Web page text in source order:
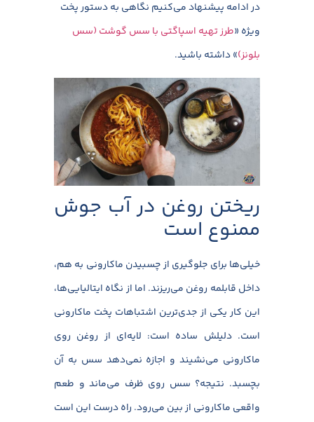
در ادامه پیشنهاد می‌کنیم نگاهی به دستور پخت
ویژه «طرز تهیه اسپاگتی با سس گوشت (سس
بلونز)» داشته باشید.
ریختن روغن در آب جوش
ممنوع است
خیلی‌ها برای جلوگیری از چسبیدن ماکارونی به هم،
داخل قابلمه روغن می‌ریزند. اما از نگاه ایتالیایی‌ها،
این کار یکی از جدی‌ترین اشتباهات پخت ماکارونی
است. دلیلش ساده است: لایه‌ای از روغن روی
ماکارونی می‌نشیند و اجازه نمی‌دهد سس به آن
بچسبد. نتیجه؟ سس روی ظرف می‌ماند و طعم
واقعی ماکارونی از بین می‌رود. راه درست این است